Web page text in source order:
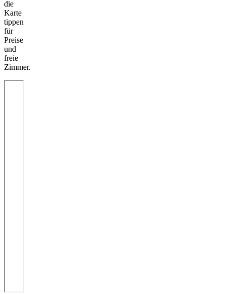
die
Karte
tippen
für
Preise
und
freie
Zimmer.